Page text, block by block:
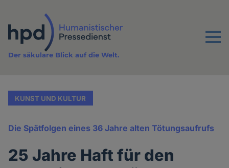
Inhalt
Menu
Der säkulare Blick auf die Welt.
KUNST UND KULTUR
Die Spätfolgen eines 36 Jahre alten Tötungsaufrufs
25 Jahre Haft für den